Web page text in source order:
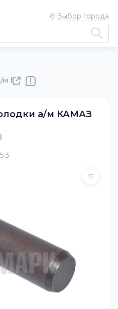
Выбор города
м КАМАЗ
а/м КАМАЗ